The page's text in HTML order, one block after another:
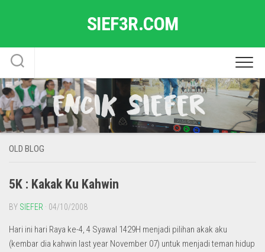
SIEF3R.COM
OLD BLOG
5K : Kakak Ku Kahwin
BY SIEFER · 04/10/2008
Hari ini hari Raya ke-4, 4 Syawal 1429H menjadi pilihan akak aku
(kembar dia kahwin last year November 07) untuk menjadi teman hidup